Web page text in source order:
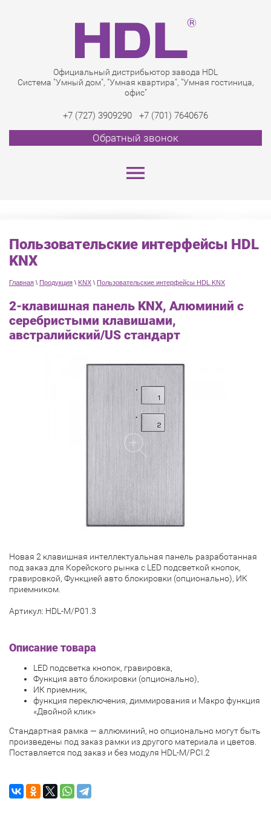
Официальный дистрибьютор завода HDL
Система "Умный дом", "Умная квартира", "Умная гостиница,
офис"
+7 (727) 3909290 +7 (701) 7640676
Обратный звонок
Пользовательские интерфейсы HDL
KNX
Главная \ Продукция \ KNX \ Пользовательские интерфейсы HDL KNX
2-клавишная панель KNX, Алюминий с
серебристыми клавишами,
австралийский/US стандарт
Новая 2 клавишная интеллектуальная панель разработанная
под заказ для Корейского рынка с LED подсветкой кнопок,
гравировкой, Функцией авто блокировки (опционально), ИК
приемником.
Артикул: HDL-M/P01.3
Описание товара
LED подсветка кнопок, гравировка,
Функция авто блокировки (опционально),
ИК приемник,
функция переключения, диммирования и Макро функция
«Двойной клик»
Стандартная рамка — аллюминий, но опционально могут быть
произведены под заказ рамки из другого материала и цветов.
Поставляется под заказ и без модуля HDL-M/PCI.2